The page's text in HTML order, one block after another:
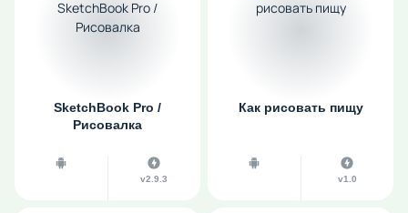
SketchBook Pro /
Рисовалка
v2.9.3
Как рисовать пищу
v1.0